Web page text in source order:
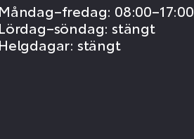
Måndag–fredag: 08:00–17:00
Lördag–söndag: stängt
Helgdagar: stängt